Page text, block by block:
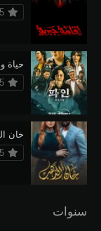
5
حياة
خان
سنوات